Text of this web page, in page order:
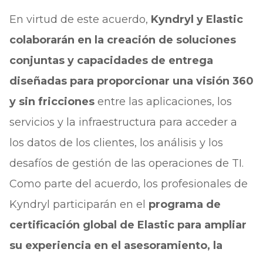
En virtud de este acuerdo, Kyndryl y Elastic
colaborarán en la creación de soluciones
conjuntas y capacidades de entrega
diseñadas para proporcionar una visión 360
y sin friccionesentre las aplicaciones, los
servicios y la infraestructura para acceder a
los datos de los clientes, los análisis y los
desafíos de gestión de las operaciones de TI.
Como parte del acuerdo, los profesionales de
Kyndryl participarán en el programa de
certificación global de Elastic para ampliar
su experiencia en el asesoramiento, la